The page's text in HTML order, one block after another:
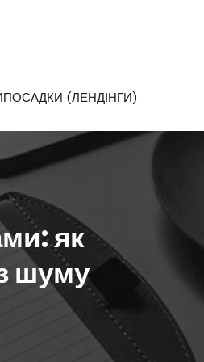
ПОСАДКИ (ЛЕНДІНГИ)
як
шуму